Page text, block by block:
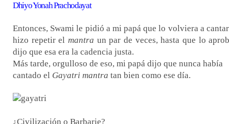
Dhiyo Yonah Prachodayat
Entonces, Swami le pidió a mi papá que lo volviera a
hizo repetir el mantra un par de veces, hasta que lo
dijo que esa era la cadencia justa.
Más tarde, orgulloso de eso, mi papá dijo que nunca había
cantado el Gayatri mantra tan bien como ese día.
¿Civilización o Barbarie?